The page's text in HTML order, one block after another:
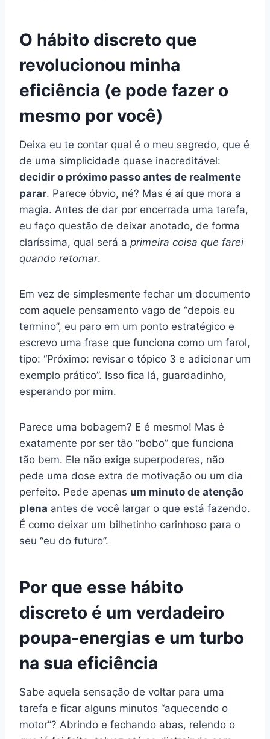
O hábito discreto que
revolucionou minha
eficiência (e pode fazer o
mesmo por você)
Deixa eu te contar qual é o meu segredo, que é
de uma simplicidade quase inacreditável:
decidir o próximo passo antes de realmente
parar. Parece óbvio, né? Mas é aí que mora a
magia. Antes de dar por encerrada uma tarefa,
eu faço questão de deixar anotado, de forma
claríssima, qual será a primeira coisa que farei
quando retornar.
Em vez de simplesmente fechar um documento
com aquele pensamento vago de “depois eu
termino”, eu paro em um ponto estratégico e
escrevo uma frase que funciona como um farol,
tipo: “Próximo: revisar o tópico 3 e adicionar um
exemplo prático”. Isso fica lá, guardadinho,
esperando por mim.
Parece uma bobagem? E é mesmo! Mas é
exatamente por ser tão “bobo” que funciona
tão bem. Ele não exige superpoderes, não
pede uma dose extra de motivação ou um dia
perfeito. Pede apenas um minuto de atenção
plena antes de você largar o que está fazendo.
É como deixar um bilhetinho carinhoso para o
seu “eu do futuro”.
Por que esse hábito
discreto é um verdadeiro
poupa-energias e um turbo
na sua eficiência
Sabe aquela sensação de voltar para uma
tarefa e ficar alguns minutos “aquecendo o
motor”? Abrindo e fechando abas, relendo o